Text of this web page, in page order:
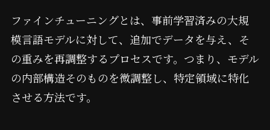
ファインチューニングとは、事前学習済みの大規
模言語モデルに対して、追加でデータを与え、そ
の重みを再調整するプロセスです。つまり、モデル
の内部構造そのものを微調整し、特定領域に特化
させる方法です。